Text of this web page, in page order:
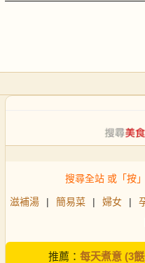
搜尋全站 或「按
滋補湯 | 簡易菜 | 婦女 |
推薦： 每天煮意 (3